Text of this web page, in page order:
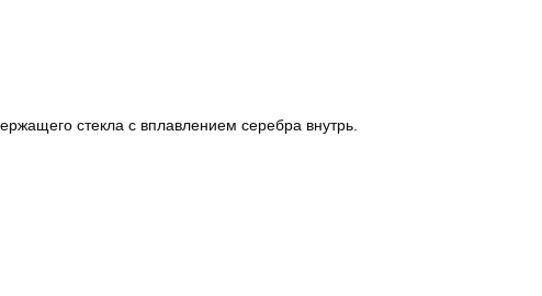
стекла с вплавлением серебра внутрь.